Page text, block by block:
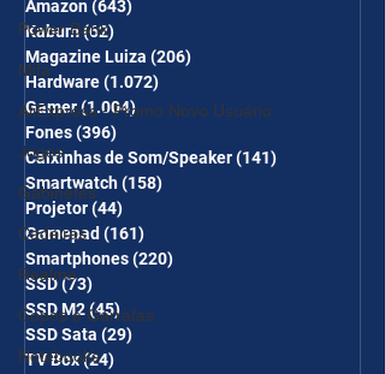
Power Bank
Mifa
AliExpress - Promo Novo Usuário
Jogos
Gabinetes
Cadeiras
Realme
Copos e Garrafas
Notebooks
Amazon(643)
Kabum(62)
Magazine Luiza (206)
Hardware(1.072)
Gamer(1.004)1.004 posts
Fones(396)
Caixinhas de Som/Speaker(141)
Smartwatch(158)
Projetor(44)
Gamepad (161)
Smartphones(220)
SSD(73)
SSD M2(45)45 posts
SSD Sata (29)
TV Box(24)